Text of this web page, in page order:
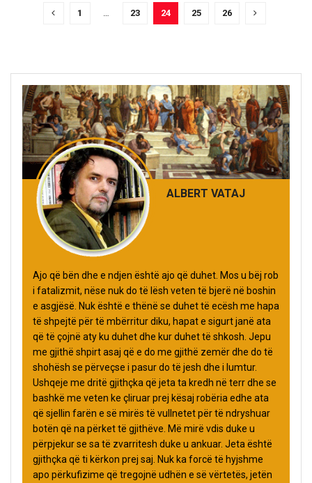
1 23 24 25 26
ALBERT VATAJ
Ajo që bën dhe e ndjen është ajo që duhet. Mos u bëj rob
i fatalizmit, nëse nuk do të lësh veten të bjerë në boshin
e asgjësë. Nuk është e thënë se duhet të ecësh me hapa
të shpejtë për të mbërritur diku, hapat e sigurt janë ata
që të çojnë aty ku duhet dhe kur duhet të shkosh. Jepu
me gjithë shpirt asaj që e do me gjithë zemër dhe do të
shohësh se përveçse i pasur do të jesh dhe i lumtur.
Ushqeje me dritë gjithçka që jeta ta kredh në terr dhe se
bashkë me veten ke çliruar prej kësaj robëria edhe ata
që sjellin farën e së mirës të vullnetet për të ndryshuar
botën që na përket të gjithëve. Më mirë vdis duke u
përpjekur se sa të zvarritesh duke u ankuar. Jeta është
gjithçka që ti kërkon prej saj. Nuk ka forcë të hyjshme
apo përkufizime që tregojnë udhën e së vërtetës, jetën